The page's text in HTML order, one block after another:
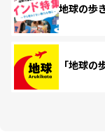
地球の歩
「地球